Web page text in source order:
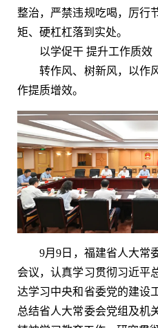
整治，严禁违规吃喝，厉行
矩、硬杠杠落到实处。
以学促干 提升工作质效
转作风、树新风，以作
作提质增效。
9月9日，福建省人大常
会议，认真学习贯彻习近平
达学习中央和省委党的建设
总结省人大常委会党组及机